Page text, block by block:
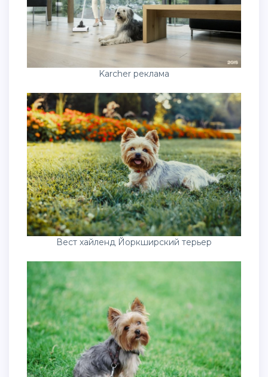
Karcher реклама
Вест хайленд Йоркширский терьер